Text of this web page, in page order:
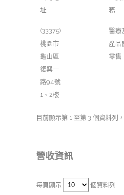
址
務
(33375)
桃園市
龜山區
復興一
路94號
1、2樓
醫療
產品
零售
目前顯示第 1 至第 3 個資料列
營收資訊
每頁顯示 個資料列